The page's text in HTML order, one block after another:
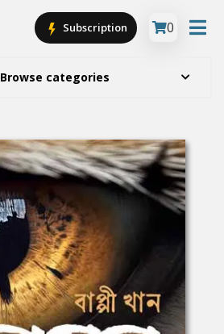
Browse categories
Subscription 0